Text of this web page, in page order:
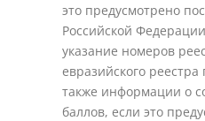
это предусмотрено
Российской
указание номеров
евразийского
также информации о
баллов, если это